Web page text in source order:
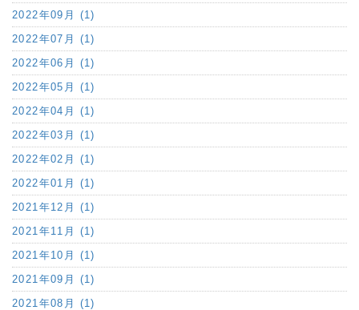
2022年09月 (1)
2022年07月 (1)
2022年06月 (1)
2022年05月 (1)
2022年04月 (1)
2022年03月 (1)
2022年02月 (1)
2022年01月 (1)
2021年12月 (1)
2021年11月 (1)
2021年10月 (1)
2021年09月 (1)
2021年08月 (1)